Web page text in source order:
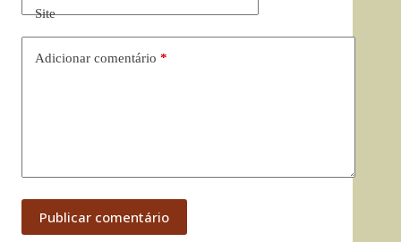
Site
Adicionar comentário *
Publicar comentário